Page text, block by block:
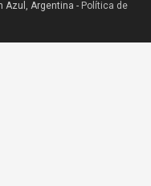
Azul, Argentina - Política de